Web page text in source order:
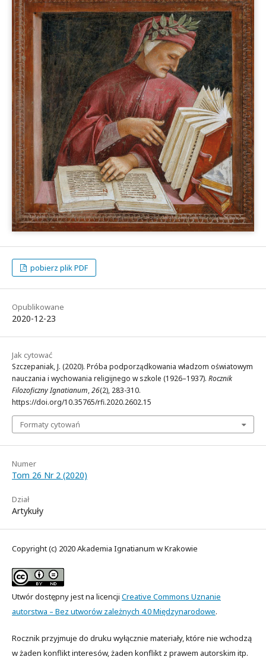
pobierz plik PDF
Opublikowane
2020-12-23
Jak cytować
Szczepaniak, J. (2020). Próba podporządkowania władzom oświatowym
nauczania i wychowania religijnego w szkole (1926–1937). Rocznik
Filozoficzny Ignatianum,26(2), 283-310.
https://doi.org/10.35765/rfi.2020.2602.15
Formaty cytowań
Numer
Tom 26 Nr 2 (2020)
Dział
Artykuły
Copyright (c) 2020 Akademia Ignatianum w Krakowie
Utwór dostępny jest na licencji Creative Commons Uznanie
autorstwa – Bez utworów zależnych 4.0 Międzynarodowe.
Rocznik przyjmuje do druku wyłącznie materiały, które nie wchodzą
w żaden konflikt interesów, żaden konflikt z prawem autorskim itp.